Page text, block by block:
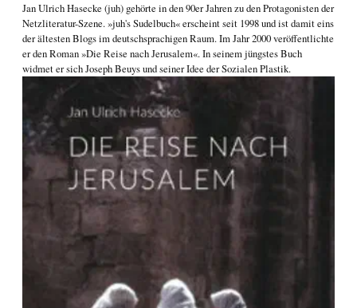
Jan Ulrich Hasecke (juh) gehörte in den 90er Jahren zu den Protagonisten der
Netzliteratur-Szene. »juh's Sudelbuch« erscheint seit 1998 und ist damit eins
der ältesten Blogs im deutschsprachigen Raum. Im Jahr 2000 veröffentlichte
er den Roman»Die Reise nach Jerusalem«. In seinem jüngstes Buch
widmet er sichJoseph Beuys und seiner Idee der Sozialen Plastik.